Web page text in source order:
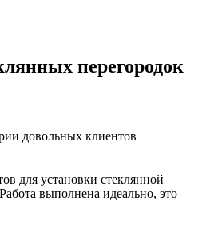
перегородок
довольных клиентов
для установки стеклянной
выполнена идеально, это